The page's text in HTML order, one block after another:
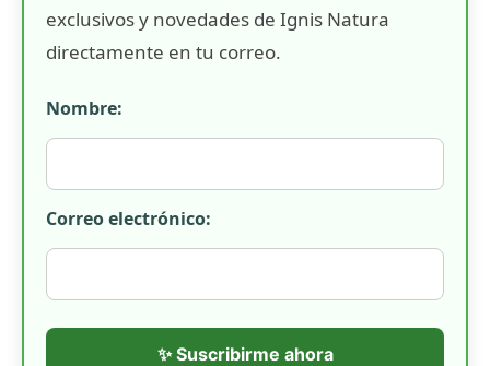
exclusivos y novedades de Ignis Natura
directamente en tu correo.
Nombre:
Correo electrónico:
✨ Suscribirme ahora